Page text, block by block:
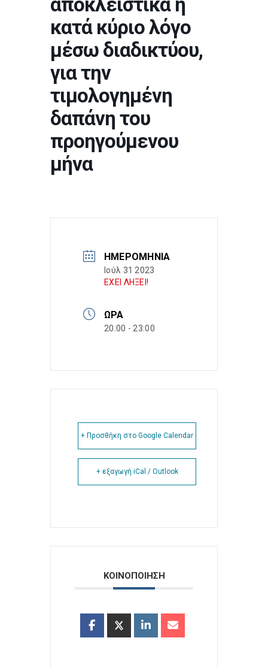
κατά κύριο λόγο
μέσω διαδικτύου,
για την
τιμολογημένη
δαπάνη του
προηγούμενου
μήνα
ΗΜΕΡΟΜΗΝΊΑ
Ιούλ 31 2023
ΕΧΕΙ ΛΗΞΕΙ!
ΏΡΑ
20:00 - 23:00
+ Προσθήκη στο Google Calendar
+ εξαγωγή iCal / Outlook
ΚΟΙΝΟΠΟΙΗΣΗ